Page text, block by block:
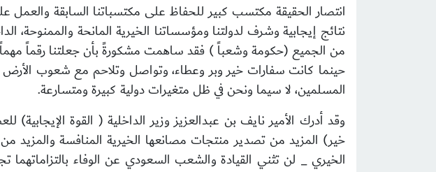
انتصار الحقيقة مكتسب كبير للحفاظ على مكتسباتنا السابقة والعمل
نتائج إيجابية وشرف لدولتنا ومؤسساتنا الخيرية المانحة والممنوحة،
من الجميع (حكومة وشعباً ) فقد ساهمت مشكورةً بأن جعلتنا رقماً مهماً
حينما كانت سفارات خير وبر وعطاء، وتواصل وتلاحم مع شعوب الأرض
المسلمين، لا سيما ونحن في ظل متغيرات دولية كبيرة ومتسارعة.
وقد أدرك الأمير نايف بن عبدالعزيز وزير الداخلية ( القوة
خير) المزيد من تصدير منتجات مصانعها الخيرية المنافسة
الخيري _ لن تثني القيادة والشعب السعودي عن الوفاء بالتزاماتهما